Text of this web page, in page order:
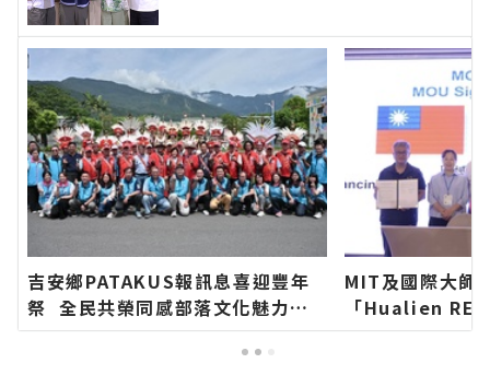
在地資訊！
吉安鄉PATAKUS報訊息喜迎豐年
祭 全民共榮同感部落文化魅力∣
花蓮新聞網官方網站各類新聞－最
快速的今日新聞報導 最新的在地資
MIT及國際大師
「Hualien
國際論壇今盛